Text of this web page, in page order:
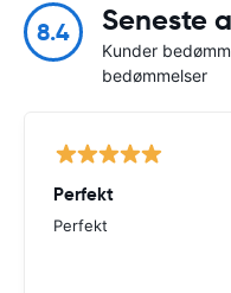
8.4 Seneste
Kunder
bedømmelser
Perfekt
Perfekt